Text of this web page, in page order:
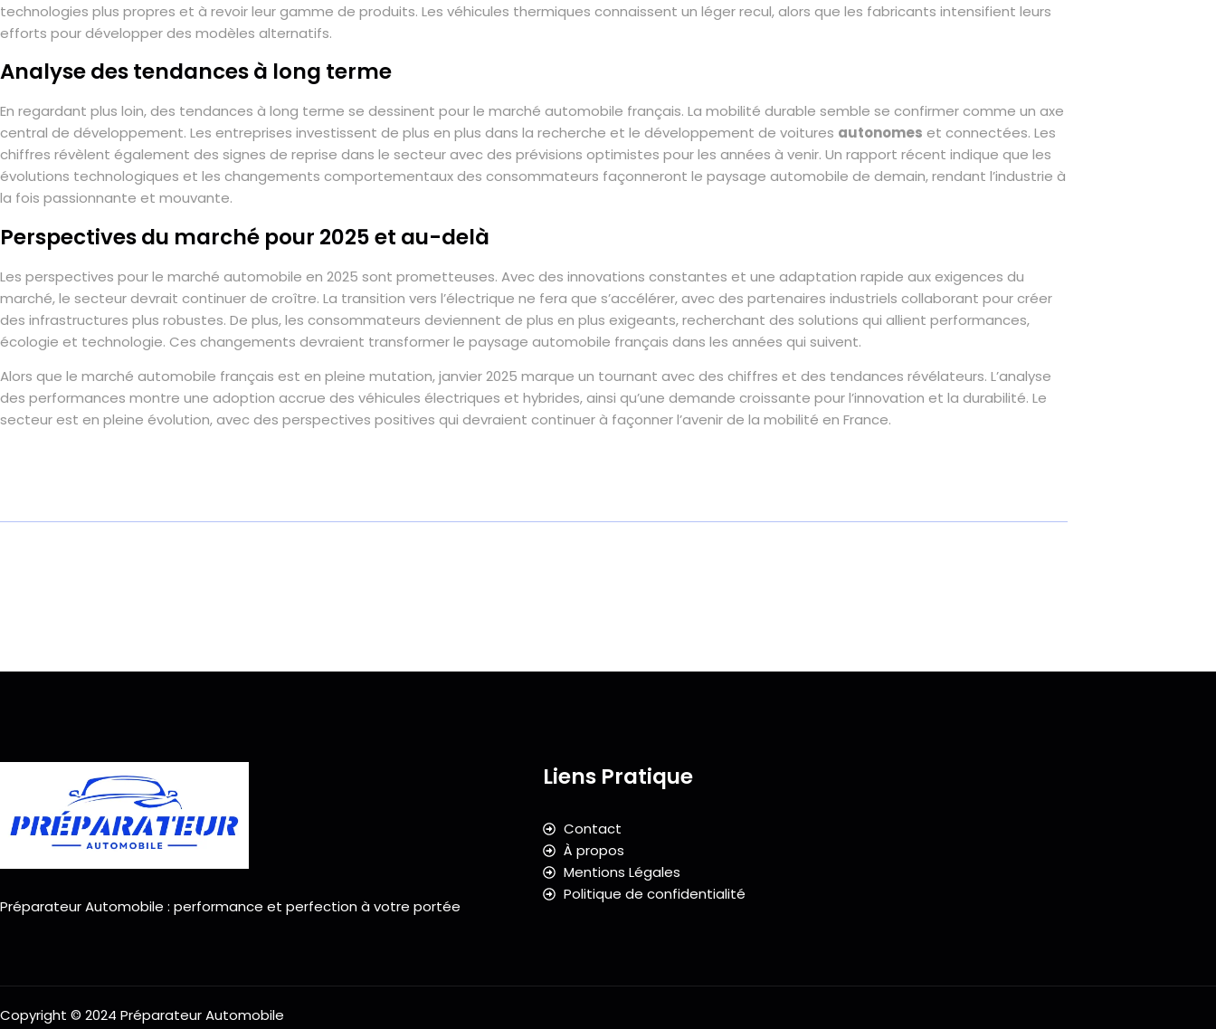
technologies plus propres et à revoir leur gamme de produits. Les véhicules thermiques connaissent un léger recul, alors que les fabricants intensifient leurs
efforts pour développer des modèles alternatifs.
Analyse des tendances à long terme
En regardant plus loin, des tendances à long terme se dessinent pour le marché automobile français. La mobilité durable semble se confirmer comme un axe
central de développement. Les entreprises investissent de plus en plus dans la recherche et le développement de voitures autonomes et connectées. Les
chiffres révèlent également des signes de reprise dans le secteur avec des prévisions optimistes pour les années à venir. Un rapport récent indique que les
évolutions technologiques et les changements comportementaux des consommateurs façonneront le paysage automobile de demain, rendant l’industrie à
la fois passionnante et mouvante.
Perspectives du marché pour 2025 et au-delà
Les perspectives pour le marché automobile en 2025 sont prometteuses. Avec des innovations constantes et une adaptation rapide aux exigences du
marché, le secteur devrait continuer de croître. La transition vers l’électrique ne fera que s’accélérer, avec des partenaires industriels collaborant pour créer
des infrastructures plus robustes. De plus, les consommateurs deviennent de plus en plus exigeants, recherchant des solutions qui allient performances,
écologie et technologie. Ces changements devraient transformer le paysage automobile français dans les années qui suivent.
Alors que le marché automobile français est en pleine mutation, janvier 2025 marque un tournant avec des chiffres et des tendances révélateurs. L’analyse
des performances montre une adoption accrue des véhicules électriques et hybrides, ainsi qu’une demande croissante pour l’innovation et la durabilité. Le
secteur est en pleine évolution, avec des perspectives positives qui devraient continuer à façonner l’avenir de la mobilité en France.
Préparateur Automobile : performance et perfection à votre portée
Liens Pratique
Contact
À propos
Mentions Légales
Politique de confidentialité
Copyright © 2024 Préparateur Automobile